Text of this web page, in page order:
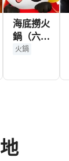
海底撈火
鍋（六安
銀泰百貨
火鍋